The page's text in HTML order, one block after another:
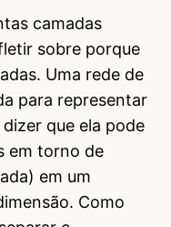
camadas
sobre porque
Uma rede de
para representar
que ela pode
em torno de
em um
Como